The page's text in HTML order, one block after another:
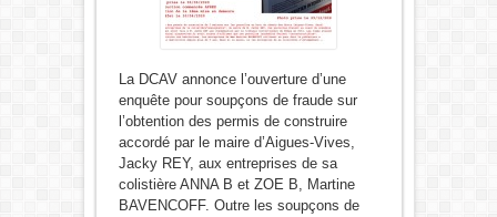
La DCAV annonce l’ouverture d’une
enquête pour soupçons de fraude sur
l’obtention des permis de construire
accordé par le maire d’Aigues-Vives,
Jacky REY, aux entreprises de sa
colistière ANNA B et ZOE B, Martine
BAVENCOFF. Outre les soupçons de